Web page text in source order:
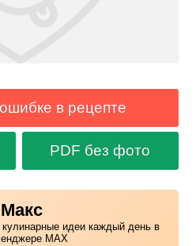
в рецепте
PDF без фото
идеи каждый день в
MAX